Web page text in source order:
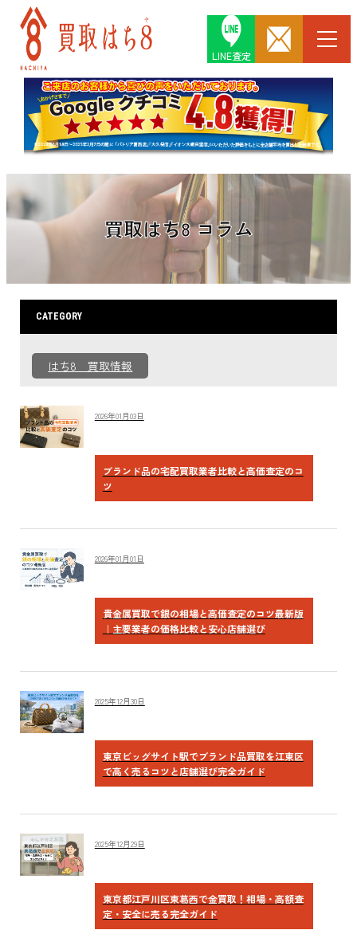
LINE査定
買取はち8 コラム
CATEGORY
はち8 買取情報
2026年01月03日
ブランド品の宅配買取業者比較と高価査定のコ
ツ
2026年01月01日
貴金属買取で銀の相場と高価査定のコツ最新版
｜主要業者の価格比較と安心店舗選び
2025年12月30日
東京ビッグサイト駅でブランド品買取を江東区
で高く売るコツと店舗選び完全ガイド
2025年12月29日
東京都江戸川区東葛西で金買取！相場・高額査
定・安全に売る完全ガイド